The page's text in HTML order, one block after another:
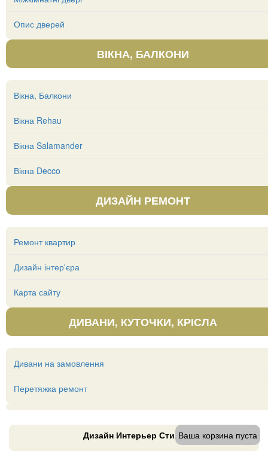
Опис дверей
ВІКНА, БАЛКОНИ
Вікна, Балкони
Вікна Rehau
Вікна Salamander
Вікна Decco
ДИЗАЙН РЕМОНТ
Ремонт квартир
Дизайн інтер'єра
Карта сайту
ДИВАНИ, КУТОЧКИ, КРІСЛА
Дивани на замовлення
Перетяжка ремонт
Ваша корзина пуста
Дизайн Интерьер Стиль